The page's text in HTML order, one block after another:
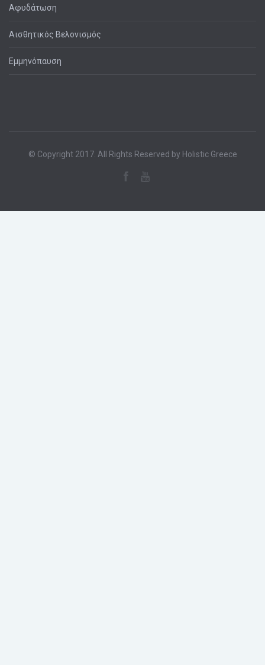
Αφυδάτωση
Αισθητικός Βελονισμός
Εμμηνόπαυση
© Copyright 2017. All Rights Reserved by Holistic Greece